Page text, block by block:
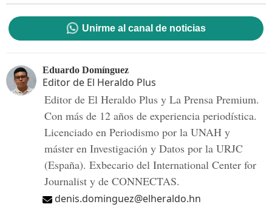
Unirme al canal de noticias
Eduardo Domínguez
Editor de El Heraldo Plus
Editor de El Heraldo Plus y La Prensa Premium.
Con más de 12 años de experiencia periodística.
Licenciado en Periodismo por la UNAH y
máster en Investigación y Datos por la URJC
(España). Exbecario del International Center for
Journalist y de CONNECTAS.
denis.dominguez@elheraldo.hn